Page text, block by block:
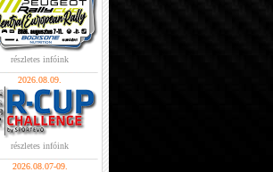
részletes infóink
2026.08.09.
részletes infóink
2026.08.07-09.